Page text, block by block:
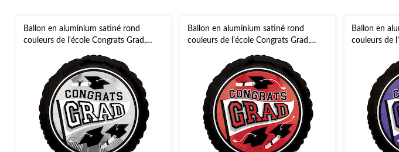
Ballon en aluminium satiné rond
couleurs de l'école Congrats Grad,
ruban inclus, pour remise des diplômes
Ballon en aluminium satiné rond
couleurs de l'école Congrats Grad,
ruban inclus, pour remise des diplômes
Ballon en
couleurs de
ruban